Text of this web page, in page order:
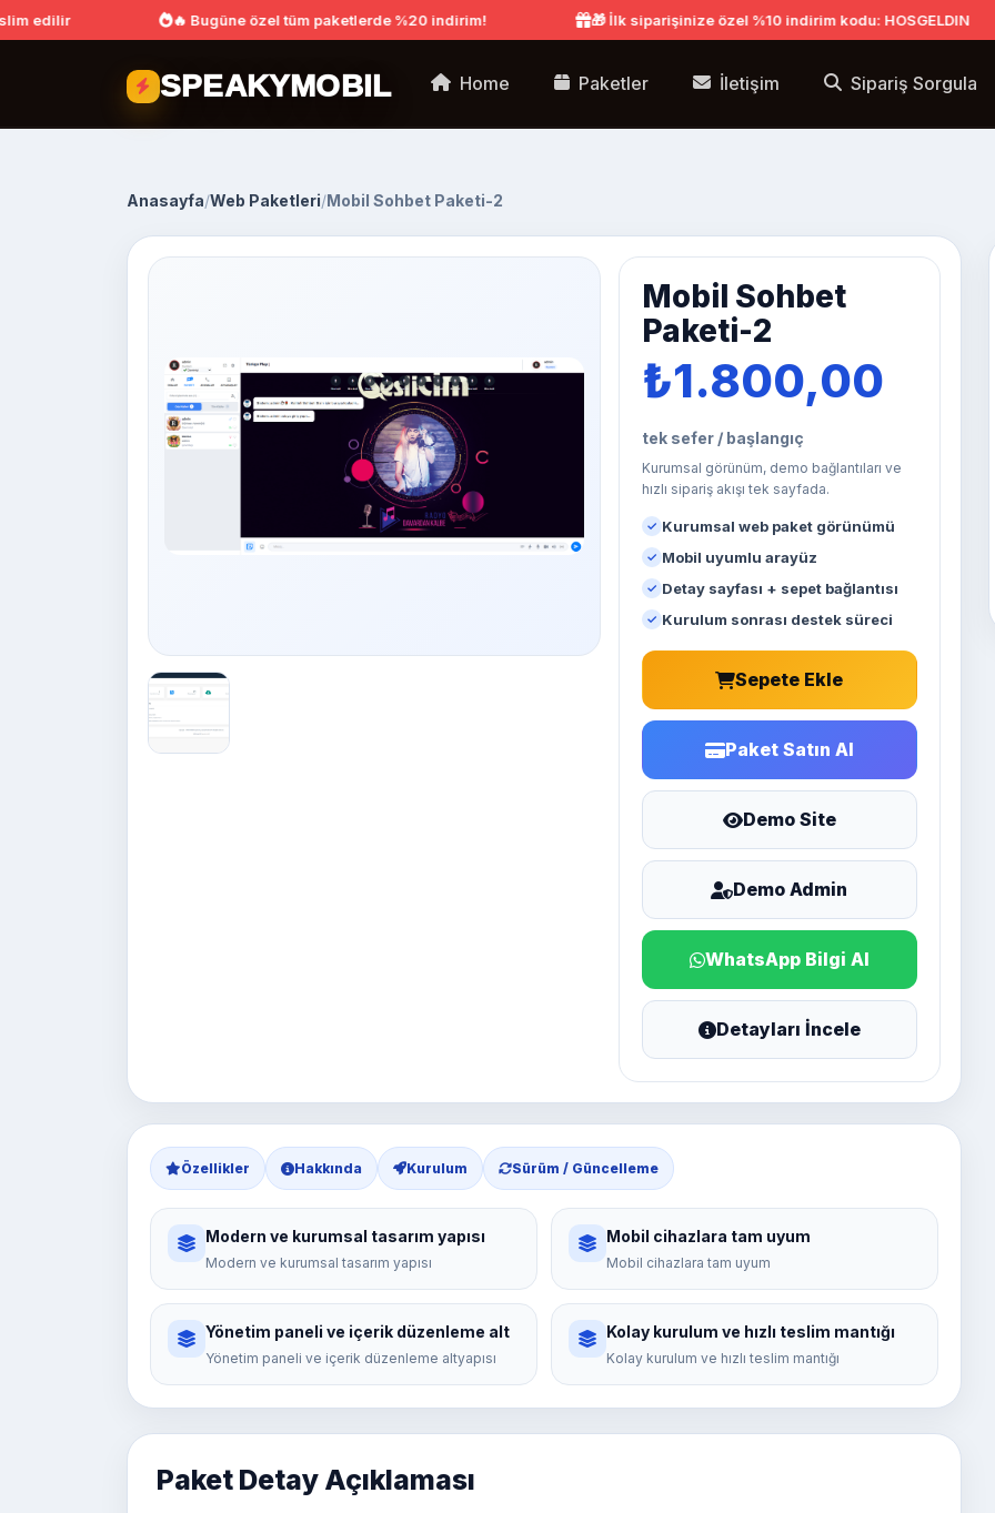
edilir 🔥 Bugüne özel tüm paketlerde %20 indirim! 🎁 İlk siparişinize özel %10 indirim kodu: HOSGELDIN
SPEAKYMOBIL Home Paketler İletişim Sipariş Sorgula
Anasayfa/Web Paketleri/Mobil Sohbet Paketi-2
Mobil Sohbet
Paketi-2
₺1.800,00
tek sefer / başlangıç
Kurumsal görünüm, demo bağlantıları ve
hızlı sipariş akışı tek sayfada.
Kurumsal web paket görünümü
Mobil uyumlu arayüz
Detay sayfası + sepet bağlantısı
Kurulum sonrası destek süreci
Sepete Ekle
Paket Satın Al
Demo Site
Demo Admin
WhatsApp Bilgi Al
Detayları İncele
Özellikler Hakkında Kurulum Sürüm / Güncelleme
Modern ve kurumsal tasarım yapısı
Modern ve kurumsal tasarım yapısı
Mobil cihazlara tam uyum
Mobil cihazlara tam uyum
Yönetim paneli ve içerik düzenleme alt
Yönetim paneli ve içerik düzenleme altyapısı
Kolay kurulum ve hızlı teslim mantığı
Kolay kurulum ve hızlı teslim mantığı
Paket Detay Açıklaması